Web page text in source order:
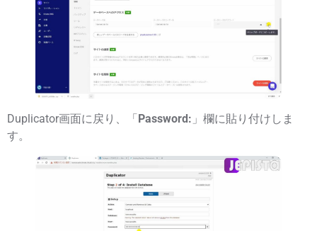
Duplicator画面に戻り、「 Password: 」欄に貼り付けしま
す。